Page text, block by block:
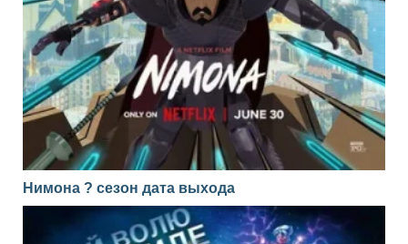
Нимона ? сезон дата выхода